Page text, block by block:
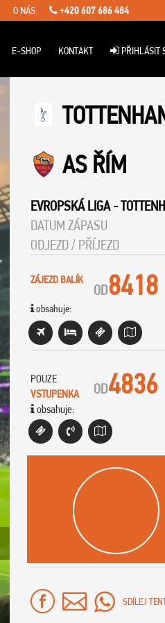
O NÁS +420 607 686 484
E-SHOP KONTAKT PŘIHLÁSIT
AS ŘÍM
EVROPSKÁ LIGA-
DATUM ZÁPASU
ODJEZD / PŘÍJEZD
ZÁJEZD BALÍK
obsahuje:
OD8418
POUZE
VSTUPENKA
obsahuje:
OD4836
SDÍLEJ